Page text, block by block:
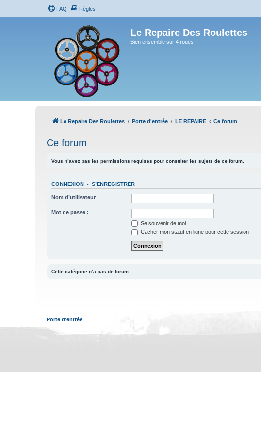
FAQ Règles
Le Repaire Des Roulettes
Bien ensemble sur 4 roues
Le Repaire Des Roulettes Porte d'entrée LE REPAIRE Ce forum
Ce forum
Vous n’avez pas les permissions requises pour consulter les sujets de ce forum.
CONNEXION • S’ENREGISTRER
Nom d’utilisateur :
Mot de passe :
Se souvenir de moi
Cacher mon statut en ligne pour cette session
Cette catégorie n’a pas de forum.
Porte d'entrée